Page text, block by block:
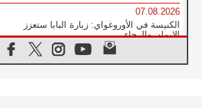
07.08.2026
الكنيسة في الأوروغواي: زيارة البابا ستعزز
الإيمان والرجاء
الاجتماع الشهري للمطارنة الموارنة